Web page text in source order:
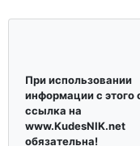
При использовании
информации с этого
ссылка на
www.KudesNIK.net
обязательна!